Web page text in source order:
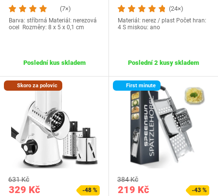
(7×)
Barva: stříbrná Materiál: nerezová
ocel Rozměry: ‎8 x 5 x 0,1 cm
Poslední kus skladem
(24×)
Materiál: nerez / plast Počet hran:
4 S miskou: ano
Poslední 2 kusy skladem
Skoro za polovic
329 Kč
631 Kč
-48 %
First minute
219 Kč
384 Kč
-43 %